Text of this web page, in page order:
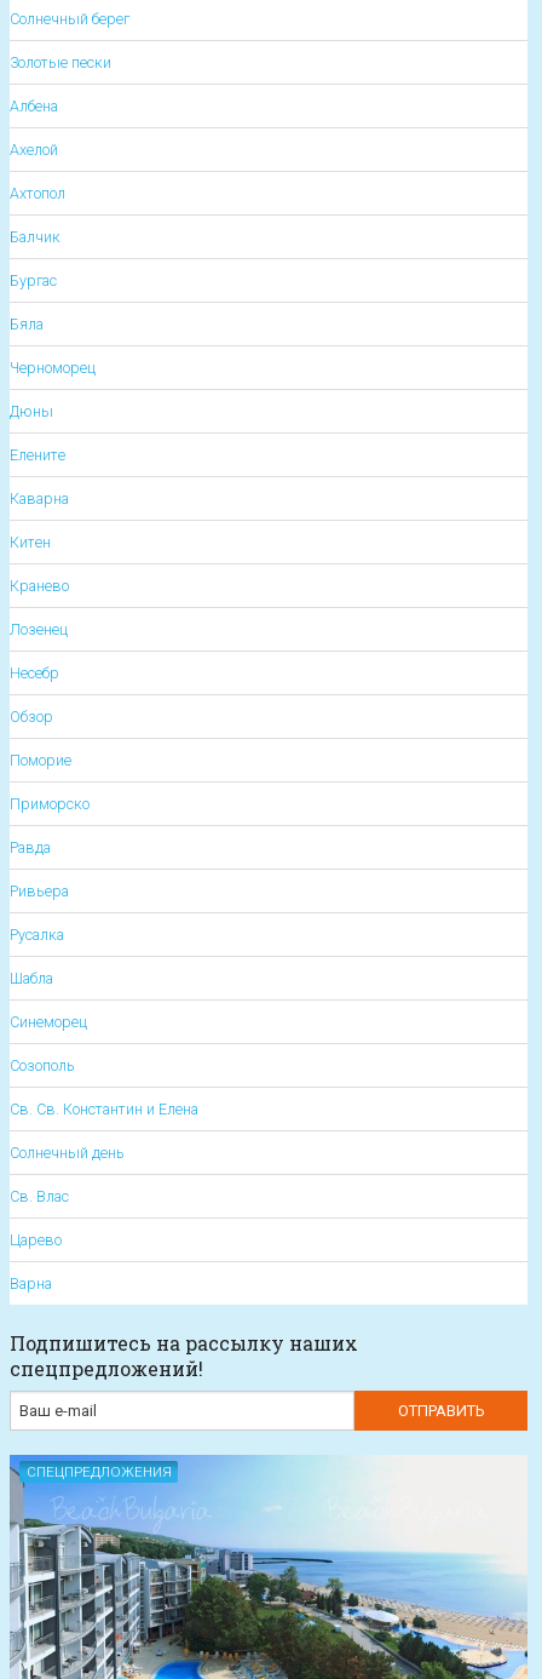
Солнечный берег
Золотые пески
Албена
Ахелой
Ахтопол
Балчик
Бургас
Бяла
Черноморец
Дюны
Елените
Каварна
Китен
Кранево
Лозенец
Несебр
Обзор
Поморие
Приморско
Равда
Ривьера
Русалка
Шабла
Синеморец
Созополь
Св. Св. Константин и Елена
Солнечный день
Св. Влас
Царево
Варна
Подпишитесь на рассылку наших
спецпредложений!
СПЕЦПРЕДЛОЖЕНИЯ